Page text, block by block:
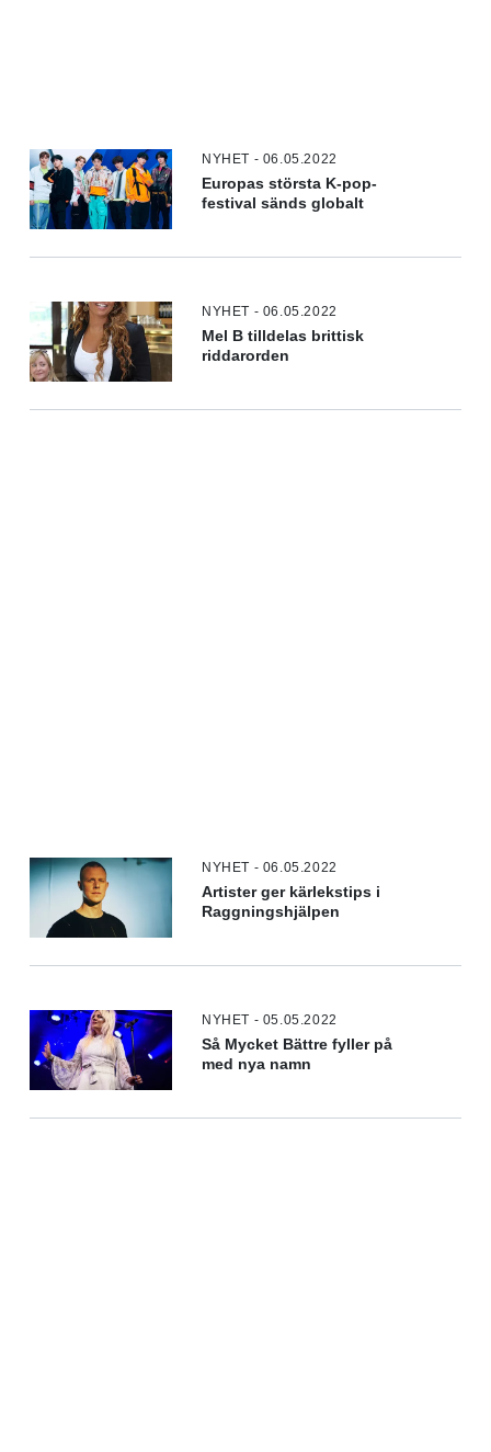
NYHET - 06.05.2022
Europas största K-pop-
festival sänds globalt
NYHET - 06.05.2022
Mel B tilldelas brittisk
riddarorden
NYHET - 06.05.2022
Artister ger kärlekstips i
Raggningshjälpen
NYHET - 05.05.2022
Så Mycket Bättre fyller på
med nya namn